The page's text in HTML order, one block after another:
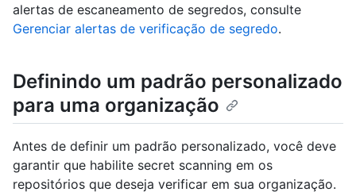
alertas de escaneamento de segredos, consulte
Gerenciar alertas de verificação de segredo.
Definindo um padrão personalizado
para uma organização
Antes de definir um padrão personalizado, você deve
garantir que habilite secret scanning em os
repositórios que deseja verificar em sua organização.